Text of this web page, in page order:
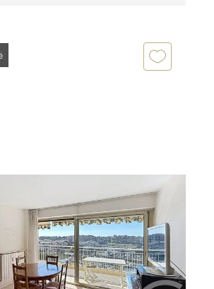
NAPOULE 06
F3 à vendre
000 €